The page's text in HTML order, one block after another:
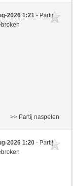
2026 1:21- Partij
>> Partij naspelen
2026 1:20- Partij